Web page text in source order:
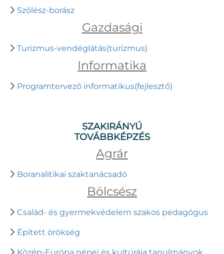
Szőlész-borász
Gazdasági
Turizmus-vendéglátás(turizmus)
Informatika
Programtervező informatikus(fejlesztő)
SZAKIRÁNYÚ
TOVÁBBKÉPZÉS
Agrár
Boranalitikai szaktanácsadó
Bölcsész
Család- és gyermekvédelem szakos pedagógus
Épített örökség